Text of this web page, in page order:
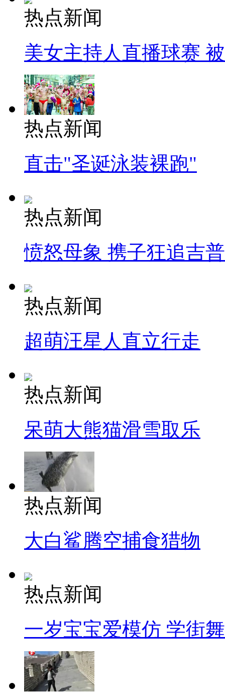
热点新闻
美女主持人直播球赛
热点新闻
直击"圣诞泳装裸跑"
热点新闻
愤怒母象 携子狂追吉
热点新闻
超萌汪星人直立行走
热点新闻
呆萌大熊猫滑雪取乐
热点新闻
大白鲨腾空捕食猎物
热点新闻
一岁宝宝爱模仿 学街